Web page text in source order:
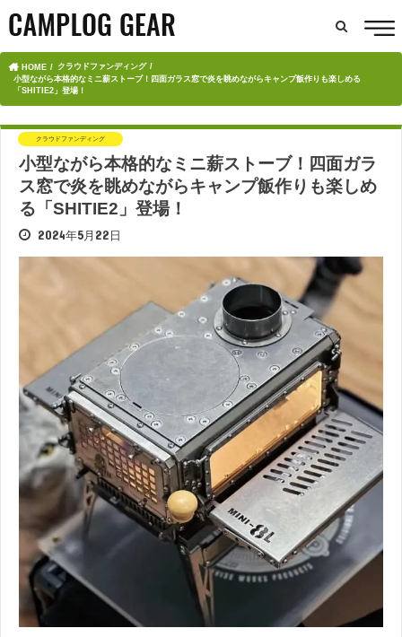
HOME
クラウドファンディング
小型ながら本格的なミニ薪ストーブ！四面ガラス窓で炎を眺めながらキャンプ飯作りも楽しめる
「SHITIE2」登場！
クラウドファンディング
小型ながら本格的なミニ薪ストーブ！四面ガラ
ス窓で炎を眺めながらキャンプ飯作りも楽しめ
る「SHITIE2」登場！
2024年5月22日